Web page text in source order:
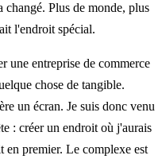
changé. Plus de monde, plus
l'endroit spécial.
une entreprise de commerce
chose de tangible.
un écran. Je suis donc venu
: créer un endroit où j'aurais
en premier. Le complexe est